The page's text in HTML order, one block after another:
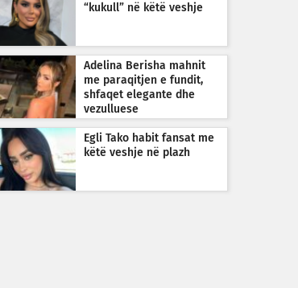
“kukull” në këtë veshje
Adelina Berisha mahnit
me paraqitjen e fundit,
shfaqet elegante dhe
vezulluese
Egli Tako habit fansat me
këtë veshje në plazh